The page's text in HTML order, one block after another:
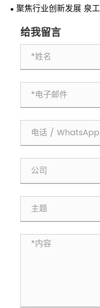
聚焦行业创新发展 泉
给我留言